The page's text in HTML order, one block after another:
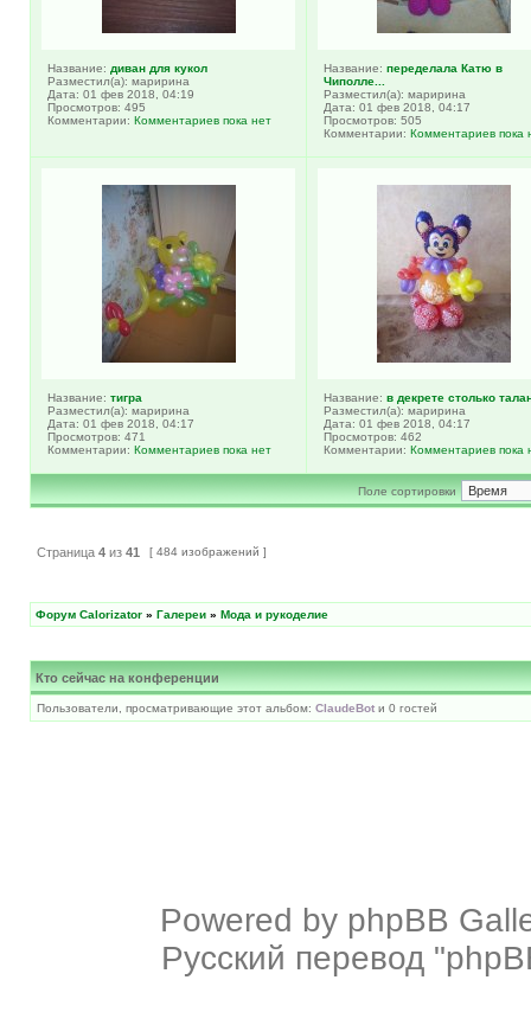
Название: диван для кукол
Разместил(а): маририна
Дата: 01 фев 2018, 04:19
Просмотров: 495
Комментарии: Комментариев пока нет
Название: переделала Катю в
Чиполле...
Разместил(а): маририна
Дата: 01 фев 2018, 04:17
Просмотров: 505
Комментарии: Комментариев пока
Название: тигра
Разместил(а): маририна
Дата: 01 фев 2018, 04:17
Просмотров: 471
Комментарии: Комментариев пока нет
Название: в декрете столько
Разместил(а): маририна
Дата: 01 фев 2018, 04:17
Просмотров: 462
Комментарии: Комментариев пока
Поле сортировки
Страница 4 из 41 [ 484 изображений ]
Форум Calorizator » Галереи » Мода и рукоделие
Кто сейчас на конференции
Пользователи, просматривающие этот альбом: ClaudeBot и 0 гостей
Powered by phpBB
Русский перевод